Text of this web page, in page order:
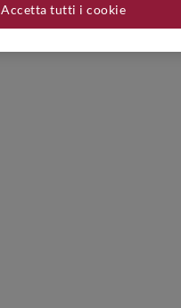
Accetta tutti i cookie